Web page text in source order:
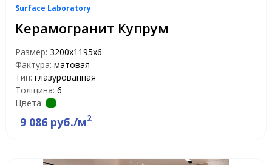
Surface Laboratory
Керамогранит Купрум
Размер: 3200х1195х6
Фактура: матовая
Тип: глазурованная
Толщина: 6
Цвета:
9 086 руб./м2